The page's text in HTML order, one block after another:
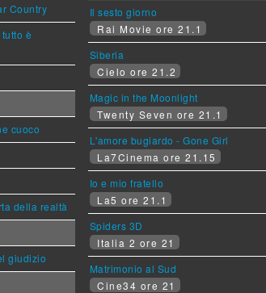
Country
è
cuoco
della realtà
giudizio
Il sesto giorno
Rai Movie ore 21.1
Siberia
Cielo ore 21.2
Magic in the Moonlight
Twenty Seven ore 21.1
L'amore bugiardo - Gone Girl
La7Cinema ore 21.15
Io e mio fratello
La5 ore 21.1
Spiders 3D
Italia 2 ore 21
Matrimonio al Sud
Cine34 ore 21